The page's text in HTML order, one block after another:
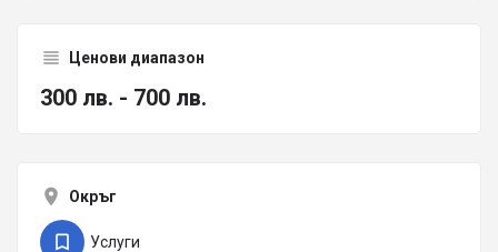
Ценови диапазон
300 лв. - 700 лв.
Окръг
Услуги